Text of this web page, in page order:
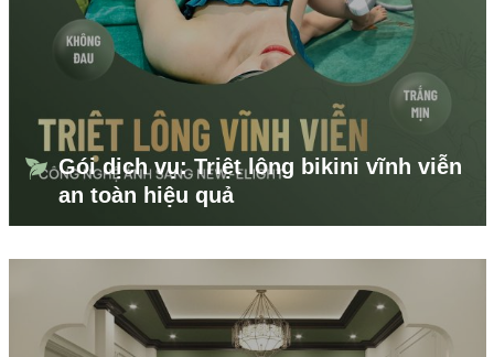
Gói dịch vụ: Triệt lông bikini vĩnh viễn
an toàn hiệu quả